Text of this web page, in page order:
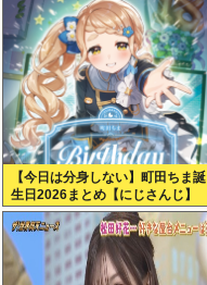
【今日は分身しない】町田ちま誕
生日2026まとめ【にじさんじ】